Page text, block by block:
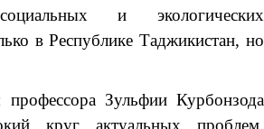
и экологических
в Республике Таджикистан, но
Зульфии Курбонзода
круг актуальных проблем,